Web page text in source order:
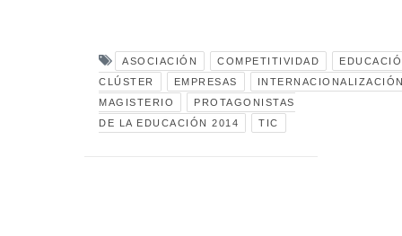
ASOCIACIÓN COMPETITIVIDAD
CLÚSTER
EMPRESAS
MAGISTERIO
PROTAGONISTAS
DE LA EDUCACIÓN 2014
TIC